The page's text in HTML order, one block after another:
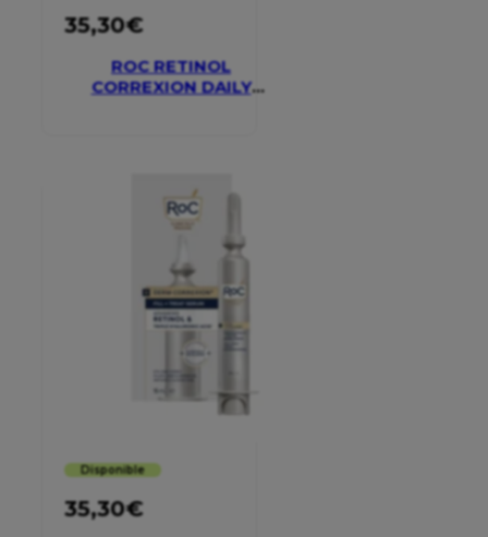
35,30€
ROC RETINOL
CORREXION DAILY
Disponible
35,30€